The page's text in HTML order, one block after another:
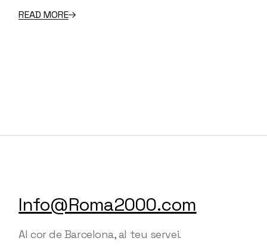
READ MORE
Info@Roma2000.com
Al cor de Barcelona, al teu servei.